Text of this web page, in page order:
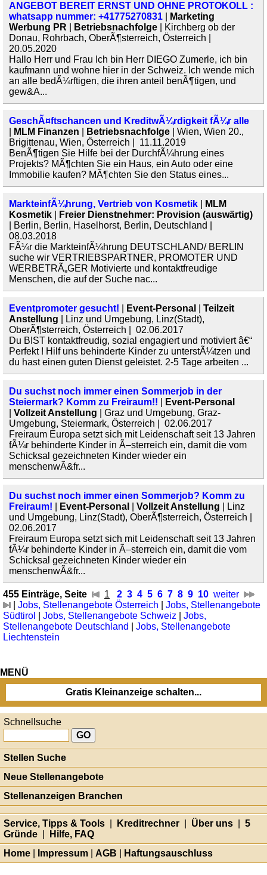
ANGEBOT BEREIT ERNST UND OHNE PROTOKOLL :
whatsapp nummer: +41775270831
Marketing
Werbung PR
Betriebsnachfolge | Kirchberg ob der
Donau, Rohrbach, OberÃ¶sterreich, Österreich |
20.05.2020
Hallo Herr und Frau Ich bin Herr DIEGO Zumerle, ich bin
kaufmann und wohne hier in der Schweiz. Ich wende mich
an alle bedÃ¼rftigen, die ihren anteil benÃ¶tigen, und
gew&A...
GeschÃ¤ftschancen und KreditwÃ¼rdigkeit fÃ¼r alle
MLM Finanzen Betriebsnachfolge | Wien, Wien 20.,
Brigittenau, Wien, Österreich | 11.11.2019
BenÃ¶tigen Sie Hilfe bei der DurchfÃ¼hrung eines
Projekts? MÃ¶chten Sie ein Haus, ein Auto oder eine
Immobilie kaufen? MÃ¶chten Sie den Status eines...
MarkteinfÃ¼hrung, Vertrieb von Kosmetik
MLM
Kosmetik
Freier Dienstnehmer: Provision (auswärtig)
| Berlin, Berlin, Haselhorst, Berlin, Deutschland |
08.03.2018
FÃ¼r die MarkteinfÃ¼hrung DEUTSCHLAND/ BERLIN
suche wir VERTRIEBSPARTNER, PROMOTER UND
WERBETRÃ„GER Motivierte und kontaktfreudige
Menschen, die auf der Suche nac...
Eventpromoter gesucht! Event-Personal
Teilzeit
Anstellung | Linz und Umgebung, Linz(Stadt),
OberÃ¶sterreich, Österreich | 02.06.2017
Du BIST kontaktfreudig, sozial engagiert und motiviert â€“
Perfekt ! Hilf uns behinderte Kinder zu unterstÃ¼tzen und
du hast einen guten Dienst geleistet. 2-5 Tage arbeiten ...
Du suchst noch immer einen Sommerjob in der
Steiermark? Komm zu Freiraum!!
Event-Personal
Vollzeit Anstellung | Graz und Umgebung, Graz-
Umgebung, Steiermark, Österreich | 02.06.2017
Freiraum Europa setzt sich mit Leidenschaft seit 13 Jahren
fÃ¼r behinderte Kinder in Ã–sterreich ein, damit die vom
Schicksal gezeichneten Kinder wieder ein
menschenwÃ&fr...
Du suchst noch immer einen Sommerjob? Komm zu
Freiraum!
Event-Personal Vollzeit Anstellung | Linz
und Umgebung, Linz(Stadt), OberÃ¶sterreich, Österreich |
02.06.2017
Freiraum Europa setzt sich mit Leidenschaft seit 13 Jahren
fÃ¼r behinderte Kinder in Ã–sterreich ein, damit die vom
Schicksal gezeichneten Kinder wieder ein
menschenwÃ&fr...
455 Einträge, Seite 1 2 3 4 5 6 7 8 9 10 weiter
Jobs, Stellenangebote Österreich
Jobs, Stellenangebote
Südtirol
Jobs, Stellenangebote Schweiz
Jobs,
Stellenangebote Deutschland
Jobs, Stellenangebote
Liechtenstein
MENÜ
Gratis Kleinanzeige schalten...
Schnellsuche
Stellen Suche
Neue Stellenangebote
Stellenanzeigen Branchen
Service, Tipps & Tools Kreditrechner Über uns
5
Gründe
Hilfe, FAQ
Home
Impressum AGB Haftungsauschluss